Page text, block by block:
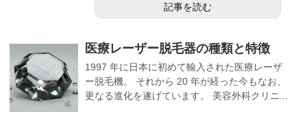
記事を読む
医療レーザー脱毛器の種類と特徴
1997 年に日本に初めて輸入された医療レーザ
ー脱毛機。 それから 20 年が経った今もなお、
更なる進化を遂げています。 美容外科クリニ...